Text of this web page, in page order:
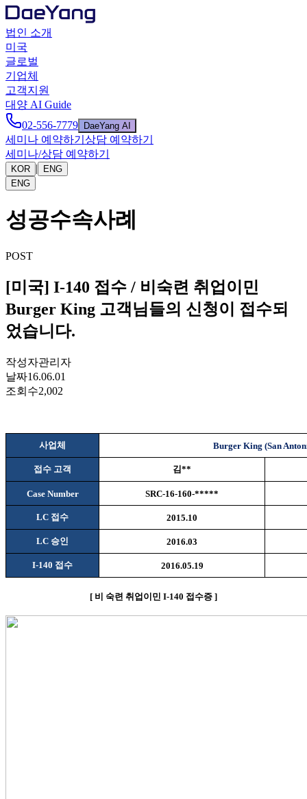
법인 소개
미국
글로벌
기업체
고객지원
대양 AI Guide
02-556-7779
DaeYang AI
세미나 예약하기 상담 예약하기
세미나/상담 예약하기
KOR |
ENG
ENG
성공수속사례
POST
[미국] I-140 접수 / 비숙련 취업이민
Burger King 고객님들의 신청이 접수되
었습니다.
작성자관리자
날짜16.06.01
조회수2,002
사업체 Burger King (San
접수 고객 김**
Case Number SRC-16-160-*****
LC 접수 2015.10
LC 승인 2016.03
I-140 접수 2016.05.19
[ 비 숙련 취업이민 I-140 접수증 ]